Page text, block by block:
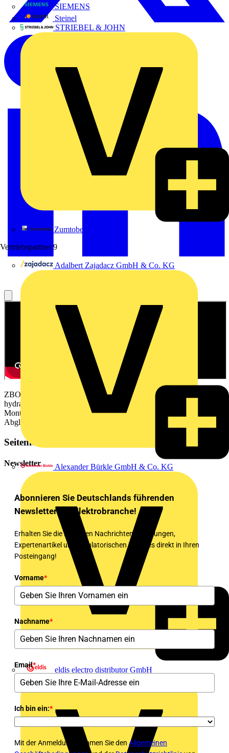
SIEMENS
Steinel
STRIEBEL & JOHN
Zumtobel
Vertriebspartner 9
Adalbert Zajadacz GmbH & Co. KG
Alexander Bürkle GmbH & Co. KG
eldis electro distributor GmbH
ZBOOA-010.185 STELLA Installation, automatischer
hydraulischer Abgleich mit STELLA von der ALRE.
Montage-/Installationsvideo für den automatischen hydraulischen
Abgleich in Flächenheizkreissystemen.
Seitenleiste
Newsletter
Abonnieren Sie Deutschlands führenden
Newsletter der Elektrobranche!
Erhalten Sie die neuesten Nachrichten, Schulungen,
Expertenartikel und regulatorischen Updates direkt in Ihren
Posteingang!
Vorname*
Nachname*
Email*
Ich bin ein:*
Mit der Anmeldung stimmen Sie den Allgemeinen